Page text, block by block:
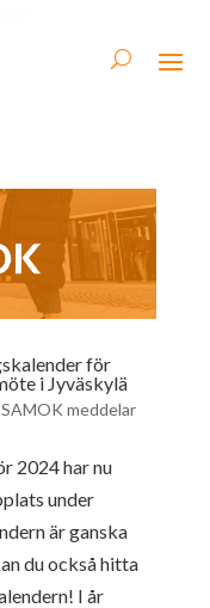
för
i Jyväskylä
SAMOK meddelar
2024 har nu
under
är ganska
du också hitta
I år